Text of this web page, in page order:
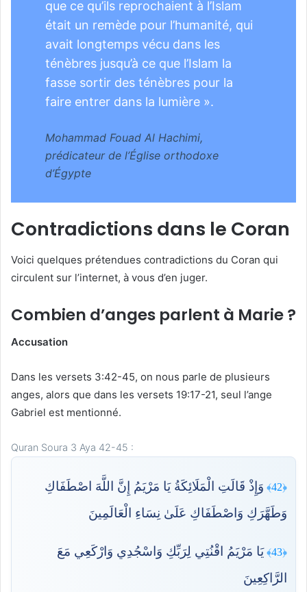
que ce qu’ils reprochaient à l’Islam
était un remède pour l’humanité, qui
avait longtemps vécu dans les
ténèbres jusqu’à ce que l’Islam la
fasse sortir des ténèbres pour la
faire entrer dans la lumière ».
Mohammad Fouad Al Hachimi,
prédicateur de l’Église orthodoxe
d’Égypte
Contradictions dans le Coran
Voici quelques prétendues contradictions du Coran qui
circulent sur l’internet, à vous d’en juger.
Combien d’anges parlent à Marie ?
Accusation
Dans les versets 3:42-45, on nous parle de plusieurs
anges, alors que dans les versets 19:17-21, seul l’ange
Gabriel est mentionné.
Quran Soura 3 Aya 42-45 :
﴿42﴾
وَإِذْ قَالَتِ الْمَلَائِكَةُ يَا مَرْيَمُ إِنَّ اللَّهَ اصْطَفَاكِ
وَطَهَّرَكِ وَاصْطَفَاكِ عَلَىٰ نِسَاءِ الْعَالَمِينَ
﴿43﴾
يَا مَرْيَمُ اقْنُتِي لِرَبِّكِ وَاسْجُدِي وَارْكَعِي مَعَ
الرَّاكِعِينَ